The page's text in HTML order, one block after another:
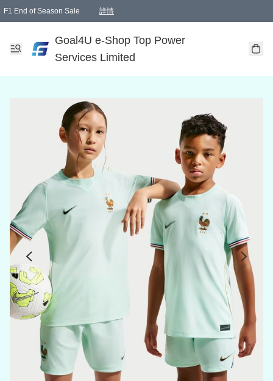
F1 End of Season Sale 詳情
Goal4U e-Shop Top Power
Services Limited